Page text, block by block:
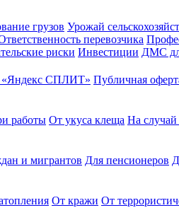
грузов Урожай
перевозчика
риски Инвестиции ДМС
«Яндекс СПЛИТ» Публичная
работы От укуса клеща На случай
и мигрантов Для пенсионеров
От кражи От